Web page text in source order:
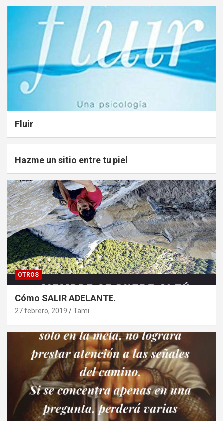
Fluir
Hazme un sitio entre tu piel
OTROS
Cómo SALIR ADELANTE.
27 febrero, 2019 Tami